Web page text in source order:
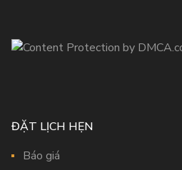
ĐẶT LỊCH HẸN
Báo giá